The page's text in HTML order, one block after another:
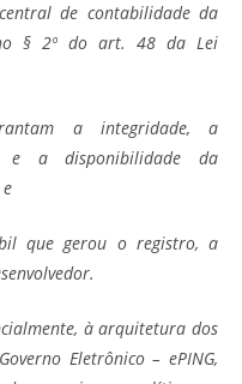
de contabilidade da
§ 2º do art. 48 da Lei
a integridade, a
e a disponibilidade da
que gerou o registro, a
à arquitetura dos
Eletrônico – ePING,